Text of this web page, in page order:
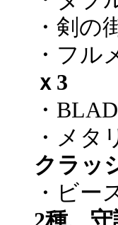
・剣の
・フル
ｘ3
・
・メタ
クラッ
・ビー